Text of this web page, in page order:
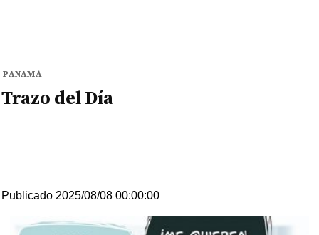
PANAMÁ
Trazo del Día
Publicado 2025/08/08 00:00:00